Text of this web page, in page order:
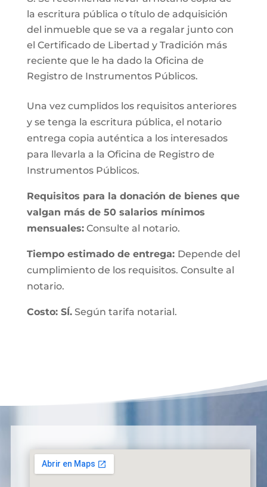
la escritura pública o título de adquisición
del inmueble que se va a regalar junto con
el Certificado de Libertad y Tradición más
reciente que le ha dado la Oficina de
Registro de Instrumentos Públicos.
Una vez cumplidos los requisitos anteriores
y se tenga la escritura pública, el notario
entrega copia auténtica a los interesados
para llevarla a la Oficina de Registro de
Instrumentos Públicos.
Requisitos para la donación de bienes que
valgan más de 50 salarios mínimos
mensuales:Consulte al notario.
Tiempo estimado de entrega: Depende del
cumplimiento de los requisitos. Consulte al
notario.
Costo: SÍ.Según tarifa notarial.